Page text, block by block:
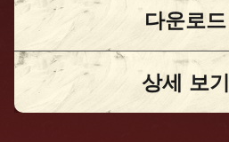
다운로드
상세 보기